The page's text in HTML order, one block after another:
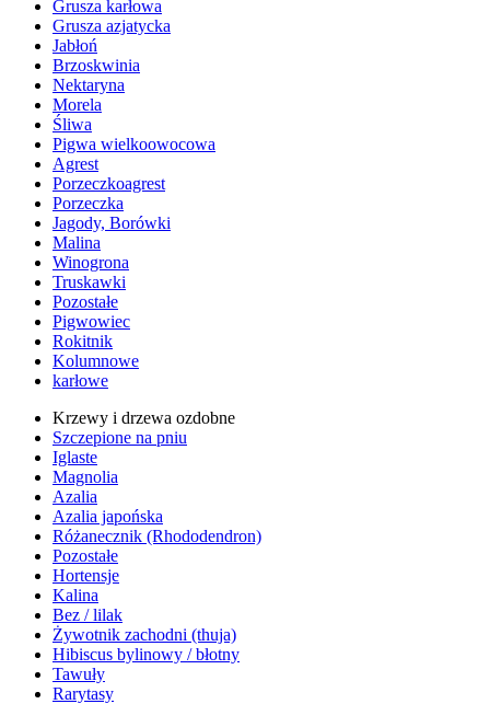
Grusza karłowa
Grusza azjatycka
Jabłoń
Brzoskwinia
Nektaryna
Morela
Śliwa
Pigwa wielkoowocowa
Agrest
Porzeczkoagrest
Porzeczka
Jagody, Borówki
Malina
Winogrona
Truskawki
Pozostałe
Pigwowiec
Rokitnik
Kolumnowe
karłowe
Krzewy i drzewa ozdobne
Szczepione na pniu
Iglaste
Magnolia
Azalia
Azalia japońska
Różanecznik (Rhododendron)
Pozostałe
Hortensje
Kalina
Bez / lilak
Żywotnik zachodni (thuja)
Hibiscus bylinowy / błotny
Tawuły
Rarytasy